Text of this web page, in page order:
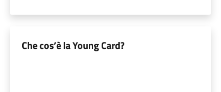
Che cos’è la Young Card?